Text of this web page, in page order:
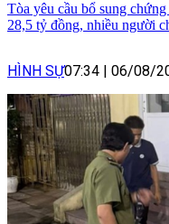
Tòa yêu cầu bổ sung
28,5 tỷ đồng, nhiều người
HÌNH SỰ07:34 06/08/